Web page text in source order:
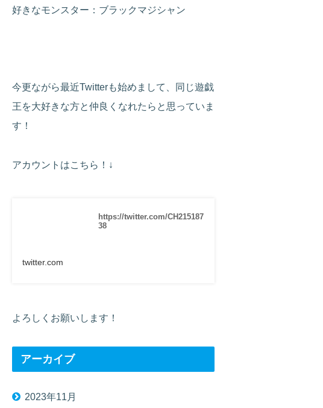
好きなモンスター：ブラックマジシャン
今更ながら最近Twitterも始めまして、同じ遊戯
王を大好きな方と仲良くなれたらと思っていま
す！
アカウントはこちら！↓
https://twitter.com/CH215187
38
twitter.com
よろしくお願いします！
アーカイブ
2023年11月